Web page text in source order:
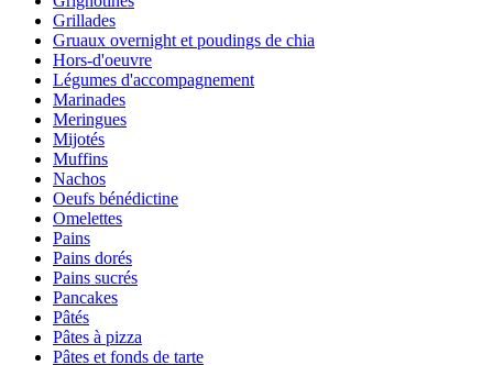
Grillades
Gruaux overnight et poudings de chia
Hors-d'oeuvre
Légumes d'accompagnement
Marinades
Meringues
Mijotés
Muffins
Nachos
Oeufs bénédictine
Omelettes
Pains
Pains dorés
Pains sucrés
Pancakes
Pâtés
Pâtes à pizza
Pâtes et fonds de tarte